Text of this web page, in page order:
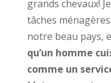
grands chevaux!
tâches
notre beau pays,
qu’un homme
comme un